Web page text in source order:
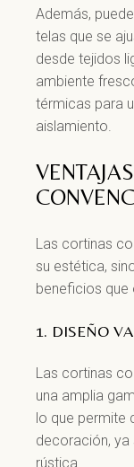
Además,
telas que se
desde tejidos
ambiente
térmicas para
aislamiento.
Las cortinas
su estética,
beneficios que
1. DISEÑO
Las cortinas
una amplia
lo que permite
decoración, ya
rústica.